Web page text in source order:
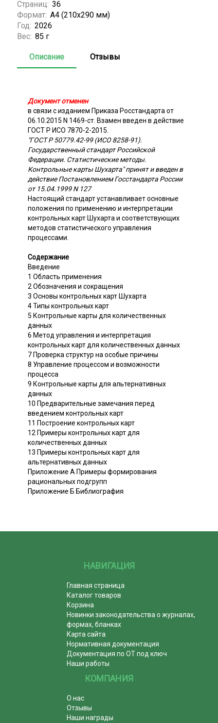
Страниц: 36
Формат: А4 (210x290 мм)
Год: 2026
Вес: 85 г
Описание Отзывы
Документ отменен
в связи с изданием Приказа Росстандарта от
06.10.2015 N 1469-ст. Взамен введен в действие
ГОСТ Р ИСО 7870-2-2015.
"ГОСТ Р 50779.42-99 (ИСО 8258-91).
Государственный стандарт Российской
Федерации. Статистические методы.
Контрольные карты Шухарта" принят и введен в
действие Постановлением Госстандарта России
от 15.04.1999 N 127
Настоящий стандарт устанавливает основные
положения по применению и интерпретации
контрольных карт Шухарта и соответствующих
методов статистического управления
процессами.
Содержание
Введение
1 Область применения
2 Обозначения и сокращения
3 Основы контрольных карт Шухарта
4 Типы контрольных карт
5 Контрольные карты для количественных
данных
6 Метод управления и интерпретация
контрольных карт для количественных данных
7 Проверка структур на особые причины
8 Управление процессом и возможности
процесса
9 Контрольные карты для альтернативных
данных
10 Предварительные замечания перед
введением контрольных карт
11 Построение контрольных карт
12 Примеры контрольных карт для
количественных данных
13 Примеры контрольных карт для
альтернативных данных
Приложение А Примеры формирования
рациональных подгрупп
Приложение Б Библиография
НАВИГАЦИЯ
Главная страница
Каталог товаров
Корзина
Новинки законодательства о журналах,
формах, бланках
Карта сайта
Нормативная документация
Документация по ОТ под ключ
Наши работы
КОМПАНИЯ
О нас
Отзывы
Наши награды